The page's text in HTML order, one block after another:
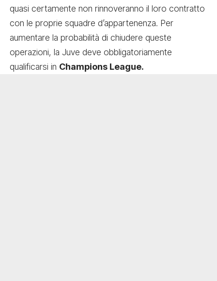
quasi certamente non rinnoveranno il loro contratto
con le proprie squadre d’appartenenza. Per
aumentare la probabilità di chiudere queste
operazioni, la Juve deve obbligatoriamente
qualificarsi in Champions League.